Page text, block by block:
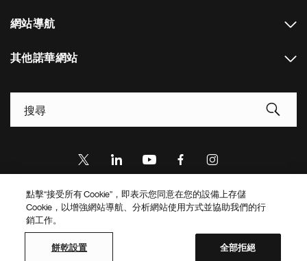
網站導航
其他諾華網站
Footer
Bottom
© 2026 諾華製藥集團
私隱政策
關於諾華公司網站的Cookie
餅乾設置 Site Map
點擊“接受所有 Cookie”，即表示您同意在您的設備上存儲
Cookie，以增強網站導航、分析網站使用方式並協助我們的行
銷工作。
餅乾設置 全部拒絕